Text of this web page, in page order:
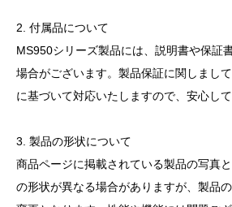
2. 付属品について
MS950シリーズ製品には、説明書や保証
場合がございます。製品保証に関しまし
に基づいて対応いたしますので、安心し
3. 製品の形状について
商品ページに掲載されている製品の写真
の形状が異なる場合がありますが、製品